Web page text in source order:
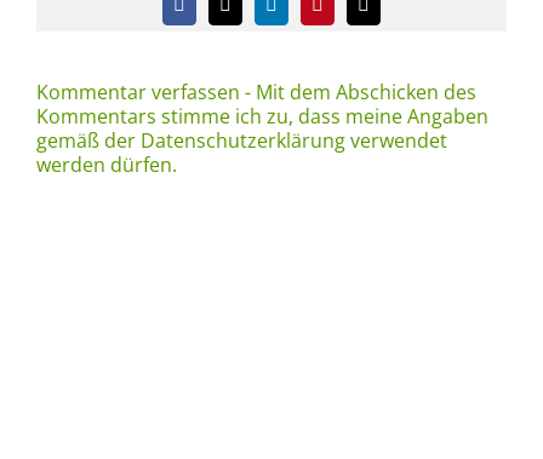
Facebook
X LinkedInPinterest
E-
Mail
Kommentar verfassen - Mit dem Abschicken des
Kommentars stimme ich zu, dass meine Angaben
gemäß der Datenschutzerklärung verwendet
werden dürfen.